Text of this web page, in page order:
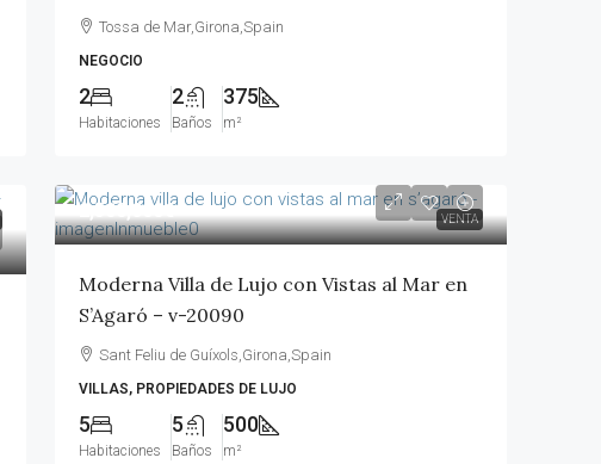
Tossa de Mar,Girona,Spain
NEGOCIO
2
Habitaciones
2
Baños
375
m²
VENTA
2,500,000€
Moderna Villa de Lujo con Vistas al Mar en
S’Agaró – v-20090
Sant Feliu de Guíxols,Girona,Spain
VILLAS, PROPIEDADES DE LUJO
5
Habitaciones
5
Baños
500
m²